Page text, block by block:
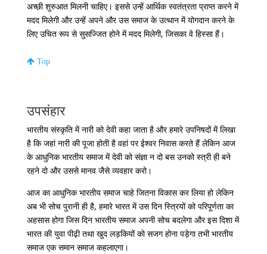
अच्छी शुरुआत मिलनी चाहिए। इससे उन्हें आर्थिक स्वतंत्रता प्राप्त करने में
मदद मिलेगी और उन्हें अपने और उस समाज के उत्थान में योगदान करने के
लिए उचित रूप से सुसज्जित होने में मदद मिलेगी, जिसका वे हिस्सा हैं।
Top
उपसंहार
भारतीय संस्कृति में नारी को देवी कहा जाता है और हमारे उपनिषदों में लिखा
है कि जहां नारी की पूजा होती है वहां पर ईश्वर निवास करते हैं लेकिन आज
के आधुनिक भारतीय समाज में देवी को संज्ञा न दो बस उनको स्त्री ही बने
रहने दो और उससे मानव जैसे व्यवहार करो।
आज का आधुनिक भारतीय समाज चाहे जितना विकास कर लिया हो लेकिन
अब भी सोच पुरानी ही है, हमारे भारत में उस दिन स्त्रियों को परिपूर्णता का
अहसास होगा जिस दिन भारतीय समाज अपनी सोच बदलेगा और इस दिशा में
भारत की युवा पीढ़ी तथा खुद लड़कियों को सजग होना पड़ेगा तभी भारतीय
समाज एक समान समाज कहलाएगा।